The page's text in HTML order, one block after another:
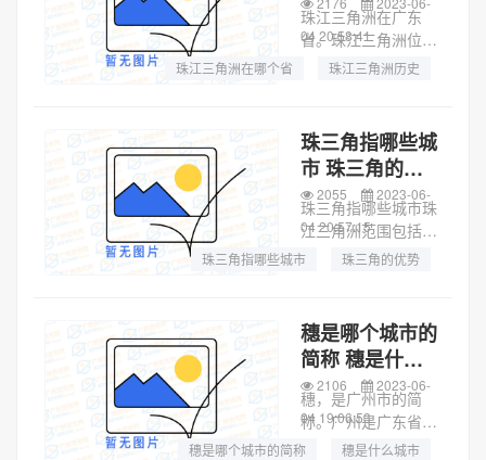
北江以及珠江三...
珠江三角洲在广东
省。珠江三角洲位于
中国广东省中南部，
心地带和兴盛之地，
范围包括广州、佛
山、肇庆、深圳、东
莞、惠州、珠海、中
山、...
04 20:58:41
珠江三角洲在哪个省
珠江三角洲历史
珠三角指哪些城
市 珠三角的由
来
珠三角指哪些城市珠
江三角洲范围包括广
州、佛山、肇庆、深
城市。珠江三角洲位
于中国广东省中南
部，明清时期称为广
州府，是广府文化
的...
2055
2023-06-
04 20:57:15
珠三角指哪些城市
珠三角的优势
穗是哪个城市的
简称 穗是什么
城市
穗，是广州市的简
称。广州是广东省辖
地级市，别称羊城、
2106
2023-06-
04 19:06:53
穗是哪个城市的简称
穗是什么城市